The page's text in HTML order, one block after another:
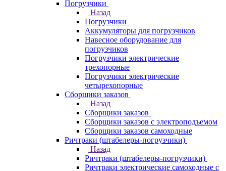
Погрузчики
Назад
Погрузчики
Аккумуляторы для погрузчиков
Навесное оборудование для
погрузчиков
Погрузчики электрические
трехопорные
Погрузчики электрические
четырехопорные
Сборщики заказов
Назад
Сборщики заказов
Сборщики заказов с электроподъемом
Сборщики заказов самоходные
Ричтраки (штабелеры-погрузчики)
Назад
Ричтраки (штабелеры-погрузчики)
Ричтраки электрические самоходные с